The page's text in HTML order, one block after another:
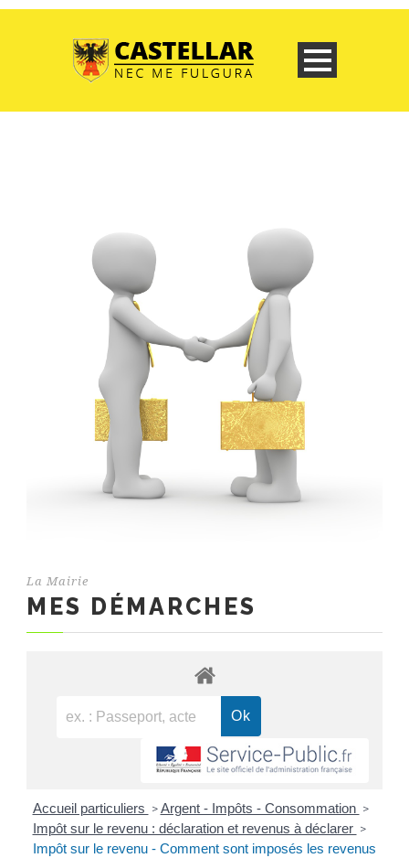
La Mairie
MES DÉMARCHES
Accueil particuliers > Argent - Impôts - Consommation >
Impôt sur le revenu : déclaration et revenus à déclarer >
Impôt sur le revenu - Comment sont imposés les revenus